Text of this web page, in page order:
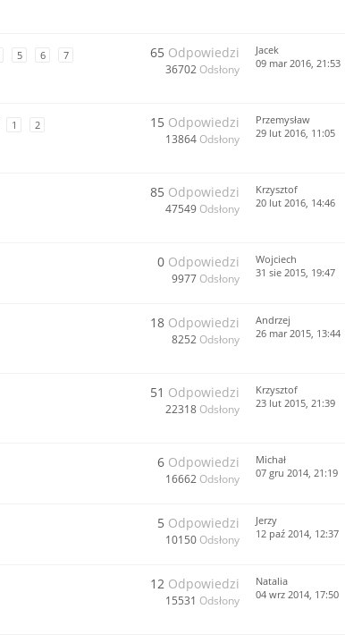
5 6 7 65 Odpowiedzi
36702 Odsłony
Jacek
09 mar 2016, 21:53
1 2 15 Odpowiedzi
13864 Odsłony
Przemysław
29 lut 2016, 11:05
85 Odpowiedzi
47549 Odsłony
Krzysztof
20 lut 2016, 14:46
0 Odpowiedzi
9977 Odsłony
Wojciech
31 sie 2015, 19:47
18 Odpowiedzi
8252 Odsłony
Andrzej
26 mar 2015, 13:44
51 Odpowiedzi
22318 Odsłony
Krzysztof
23 lut 2015, 21:39
6 Odpowiedzi
16662 Odsłony
Michał
07 gru 2014, 21:19
5 Odpowiedzi
10150 Odsłony
Jerzy
12 paź 2014, 12:37
12 Odpowiedzi
15531 Odsłony
Natalia
04 wrz 2014, 17:50